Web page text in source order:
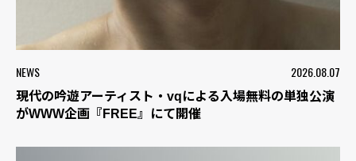
NEWS 2026.08.07
現代の吟遊アーティスト・vqによる入場無料の単独公演
がWWW企画『FREE』にて開催